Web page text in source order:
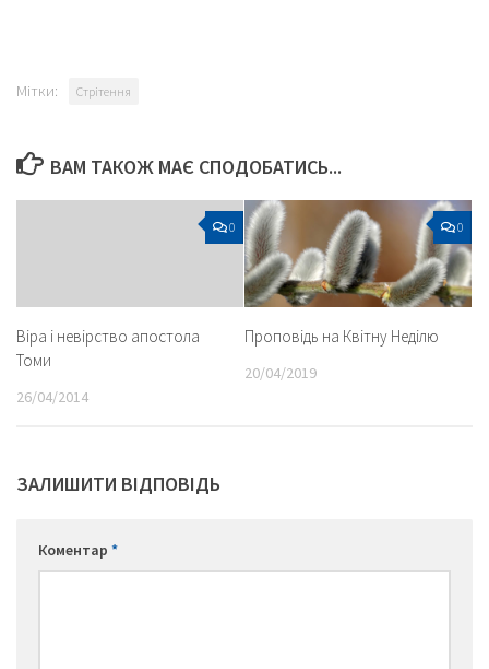
Мітки: Стрітення
ВАМ ТАКОЖ МАЄ СПОДОБАТИСЬ...
0
Віра і невірство апостола
Томи
26/04/2014
0
Проповідь на Квітну Неділю
20/04/2019
ЗАЛИШИТИ ВІДПОВІДЬ
Коментар *